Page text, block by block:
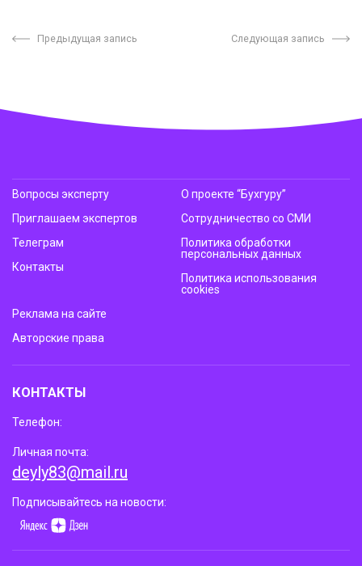
Предыдущая запись Следующая запись
Вопросы эксперту
Приглашаем экспертов
Телеграм
Контакты
О проекте “Бухгуру”
Сотрудничество со СМИ
Политика обработки
персональных данных
Политика использования
cookies
Реклама на сайте
Авторские права
КОНТАКТЫ
Телефон:
Личная почта:
deyly83@mail.ru
Подписывайтесь на новости: